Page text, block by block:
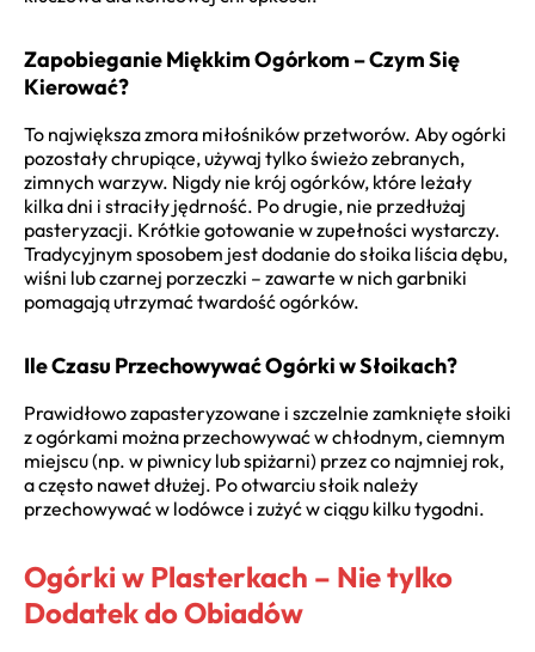
Zapobieganie Miękkim Ogórkom – Czym Się
Kierować?
To największa zmora miłośników przetworów. Aby ogórki
pozostały chrupiące, używaj tylko świeżo zebranych,
zimnych warzyw. Nigdy nie krój ogórków, które leżały
kilka dni i straciły jędrność. Po drugie, nie przedłużaj
pasteryzacji. Krótkie gotowanie w zupełności wystarczy.
Tradycyjnym sposobem jest dodanie do słoika liścia dębu,
wiśni lub czarnej porzeczki – zawarte w nich garbniki
pomagają utrzymać twardość ogórków.
Ile Czasu Przechowywać Ogórki w Słoikach?
Prawidłowo zapasteryzowane i szczelnie zamknięte słoiki
z ogórkami można przechowywać w chłodnym, ciemnym
miejscu (np. w piwnicy lub spiżarni) przez co najmniej rok,
a często nawet dłużej. Po otwarciu słoik należy
przechowywać w lodówce i zużyć w ciągu kilku tygodni.
Ogórki w Plasterkach – Nie tylko
Dodatek do Obiadów